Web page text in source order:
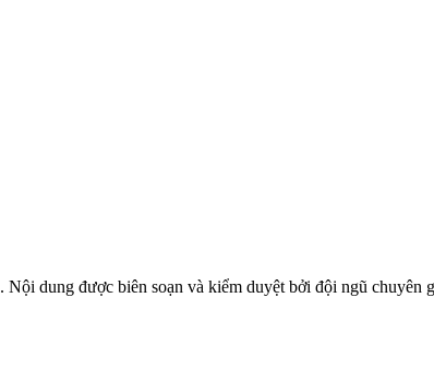
. Nội dung được biên soạn và kiểm duyệt bởi đội ngũ